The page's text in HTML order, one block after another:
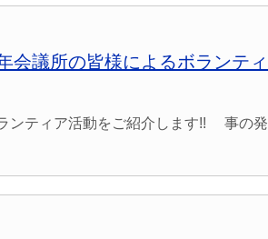
会議所の皆様によるボランティ
ンティア活動をご紹介します!! 事の発